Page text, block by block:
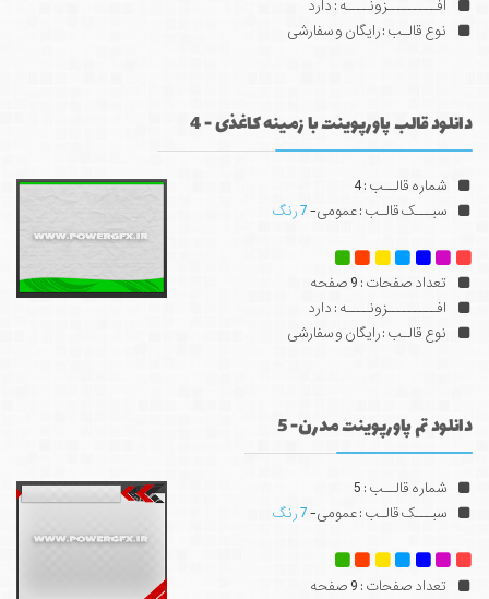
افـــــــــزونــــه : دارد
نوع قالـب : رایگان و سفارشی
دانلود قالب پاورپوینت با زمینه کاغذی - 4
شماره قالــب : 4
سبـــک قالـب : عمومی-7 رنگ
تعداد صفحات : 9 صفحه
افـــــــــزونــــه : دارد
نوع قالـب : رایگان و سفارشی
دانلود تم پاورپوینت مدرن- 5
شماره قالــب : 5
سبـــک قالـب : عمومی-7 رنگ
تعداد صفحات : 9 صفحه